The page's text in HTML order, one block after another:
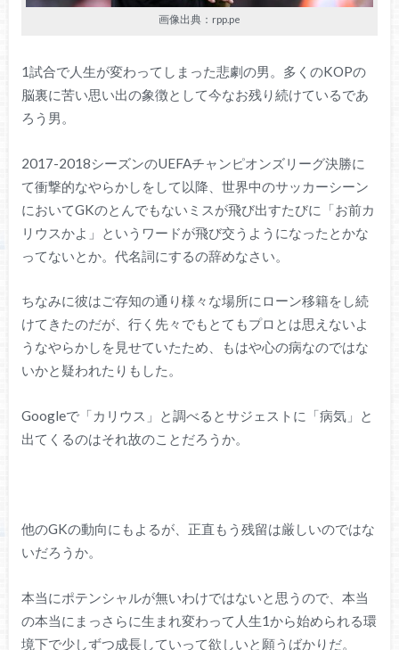
画像出典：rpp.pe
1試合で人生が変わってしまった悲劇の男。多くのKOPの
脳裏に苦い思い出の象徴として今なお残り続けているであ
ろう男。
2017-2018シーズンのUEFAチャンピオンズリーグ決勝に
て衝撃的なやらかしをして以降、世界中のサッカーシーン
においてGKのとんでもないミスが飛び出すたびに「お前カ
リウスかよ」というワードが飛び交うようになったとかな
ってないとか。代名詞にするの辞めなさい。
ちなみに彼はご存知の通り様々な場所にローン移籍をし続
けてきたのだが、行く先々でもとてもプロとは思えないよ
うなやらかしを見せていたため、もはや心の病なのではな
いかと疑われたりもした。
Googleで「カリウス」と調べるとサジェストに「病気」と
出てくるのはそれ故のことだろうか。
他のGKの動向にもよるが、正直もう残留は厳しいのではな
いだろうか。
本当にポテンシャルが無いわけではないと思うので、本当
の本当にまっさらに生まれ変わって人生1から始められる環
境下で少しずつ成長していって欲しいと願うばかりだ。